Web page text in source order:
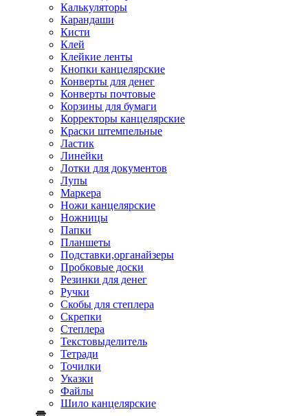
Калькуляторы
Карандаши
Кисти
Клей
Клейкие ленты
Кнопки канцелярские
Конверты для денег
Конверты почтовые
Корзины для бумаги
Корректоры канцелярские
Краски штемпельные
Ластик
Линейки
Лотки для документов
Лупы
Маркера
Ножи канцелярские
Ножницы
Папки
Планшеты
Подставки,органайзеры
Пробковые доски
Резинки для денег
Ручки
Скобы для степлера
Скрепки
Степлера
Текстовыделитель
Тетради
Точилки
Указки
Файлы
Шило канцелярские